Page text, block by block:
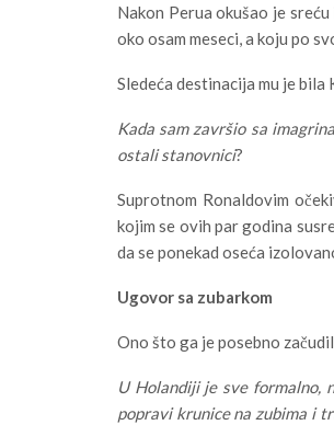
Nakon Perua okušao je
oko osam meseci, a koju po
Sledeća destinacija mu je
Kada sam završio sa
ostali stanovnici?
Suprotnom Ronaldovim
kojim se ovih par godina
da se ponekad oseća
Ugovor sa zubarkom
Ono što ga je posebno
U Holandiji je sve formalno,
popravi krunice na zubima i